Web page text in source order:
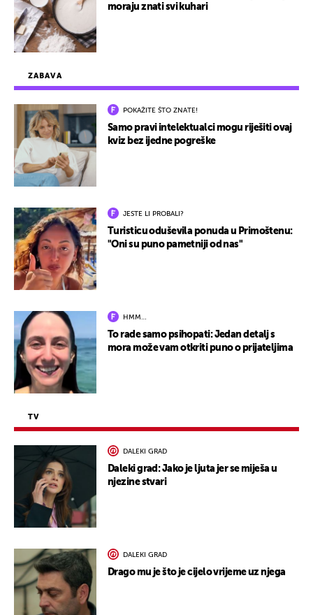
ZABAVA
POKAŽITE ŠTO ZNATE!
Samo pravi intelektualci mogu riješiti ovaj
kviz bez ijedne pogreške
JESTE LI PROBALI?
Turisticu oduševila ponuda u Primoštenu:
"Oni su puno pametniji od nas"
HMM…
To rade samo psihopati: Jedan detalj s
mora može vam otkriti puno o prijateljima
TV
DALEKI GRAD
Daleki grad: Jako je ljuta jer se miješa u
njezine stvari
DALEKI GRAD
Drago mu je što je cijelo vrijeme uz njega
moraju znati svi kuhari